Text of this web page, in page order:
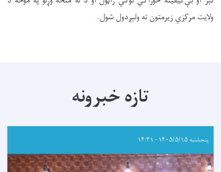
ولایت مرکزي زیرمتون ته ولېږدول شول.
تازه خبرونه
پنجشنبه ۱۴۰۵/۵/۱۵ - ۱۴:۳۱